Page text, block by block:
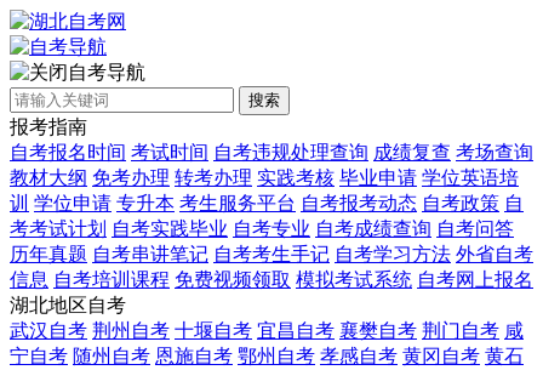
自考导航
搜索
报考指南
自考报名时间 考试时间 自考违规处理查询 成绩复查 考场查询
教材大纲 免考办理 转考办理 实践考核 毕业申请 学位英语培
训 学位申请 专升本 考生服务平台 自考报考动态 自考政策 自
考考试计划 自考实践毕业 自考专业 自考成绩查询 自考问答
历年真题 自考串讲笔记 自考考生手记 自考学习方法 外省自考
信息 自考培训课程 免费视频领取 模拟考试系统 自考网上报名
湖北地区自考
武汉自考 荆州自考 十堰自考 宜昌自考 襄樊自考 荆门自考 咸
宁自考 随州自考 恩施自考 鄂州自考 孝感自考 黄冈自考 黄石